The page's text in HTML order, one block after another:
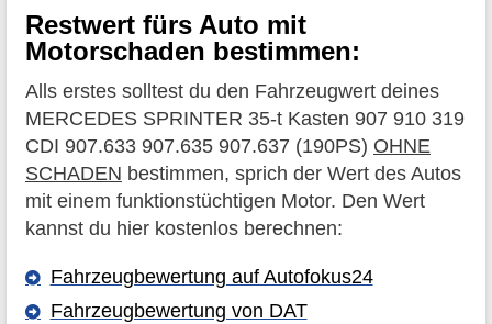
Restwert fürs Auto mit
Motorschaden bestimmen:
Alls erstes solltest du den Fahrzeugwert deines
MERCEDES SPRINTER 35-t Kasten 907 910 319
CDI 907.633 907.635 907.637 (190PS) OHNE
SCHADEN bestimmen, sprich der Wert des Autos
mit einem funktionstüchtigen Motor. Den Wert
kannst du hier kostenlos berechnen:
Fahrzeugbewertung auf Autofokus24
Fahrzeugbewertung von DAT